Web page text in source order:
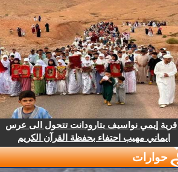
قرية إيمي نواسيف بتارودانت تتحول الى عرس
ايماني مهيب احتفاء بحفظة القرآن الكريم
حوارات